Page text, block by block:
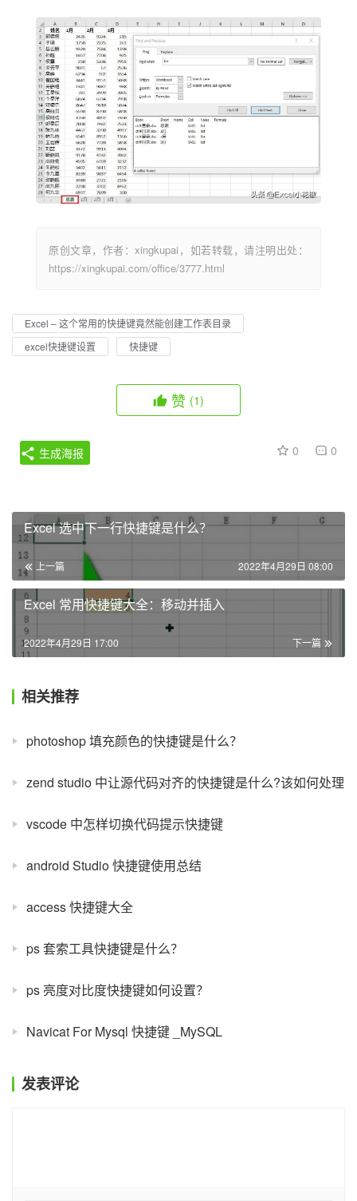
原创文章，作者：xingkupai，如若转载，请注明出处：
https://xingkupai.com/office/3777.html
Excel – 这个常用的快捷键竟然能创建工作表目录
excel快捷键设置
快捷键
赞 (1)
0 0
生成海报
Excel 选中下一行快捷键是什么？
上一篇 2022年4月29日 08:00
Excel 常用快捷键大全：移动并插入
下一篇
2022年4月29日 17:00
相关推荐
photoshop 填充颜色的快捷键是什么？
zend studio 中让源代码对齐的快捷键是什么?该如何处理
vscode 中怎样切换代码提示快捷键
android Studio 快捷键使用总结
access 快捷键大全
ps 套索工具快捷键是什么？
ps 亮度对比度快捷键如何设置？
Navicat For Mysql 快捷键 _MySQL
发表评论